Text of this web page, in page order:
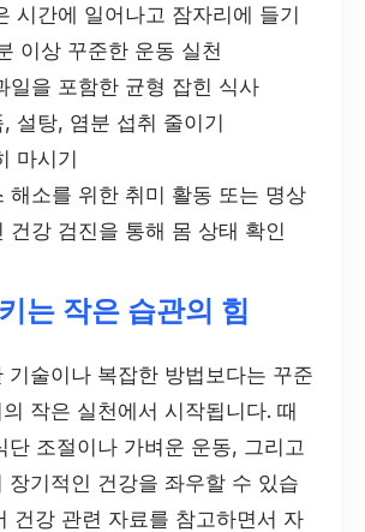
시간에 일어나고 잠자리에 들기
이상 꾸준한 운동 실천
일을 포함한 균형 잡힌 식사
설탕, 염분 섭취 줄이기
마시기
해소를 위한 취미 활동 또는 명상
건강 검진을 통해 몸 상태 확인
는 작은 습관의 힘
기술이나 복잡한 방법보다는 꾸준
작은 실천에서 시작됩니다. 때
단 조절이나 가벼운 운동, 그리고
장기적인 건강을 좌우할 수 있습
건강 관련 자료를 참고하면서 자